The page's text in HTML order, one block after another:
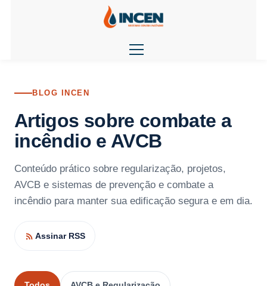
BLOG INCEN
Artigos sobre combate a
incêndio e AVCB
Conteúdo prático sobre regularização, projetos,
AVCB e sistemas de prevenção e combate a
incêndio para manter sua edificação segura e em dia.
Assinar RSS